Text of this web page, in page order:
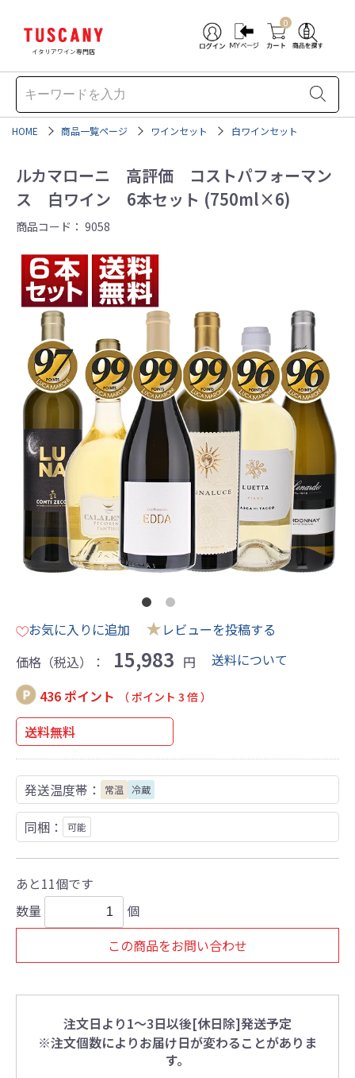
イタリアワイン専門店
0
HOME 商品一覧ページ ワインセット 白ワインセット
ルカマローニ 高評価 コストパフォーマン
ス 白ワイン 6本セット (750ml×6)
商品コード： 9058
お気に入りに追加 ★レビューを投稿する
価格（税込）：
15,983 円
送料について
436 ポイント
（ ポイント 3 倍 ）
送料無料
発送温度帯： 常温 冷蔵
同梱： 可能
あと11個です
数量
個
この商品をお問い合わせ
注文日より1～3日以後[休日除]発送予定
※注文個数によりお届け日が変わることがありま
す。